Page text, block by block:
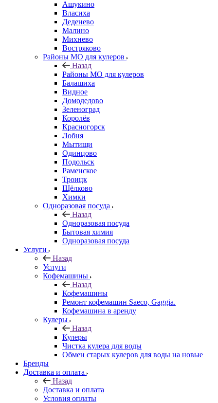
Ашукино
Власиха
Деденево
Малино
Михнево
Востряково
Районы МО для кулеров
Назад
Районы МО для кулеров
Балашиха
Видное
Домодедово
Зеленоград
Королёв
Красногорск
Лобня
Мытищи
Одинцово
Подольск
Раменское
Троицк
Щёлково
Химки
Одноразовая посуда
Назад
Одноразовая посуда
Бытовая химия
Одноразовая посуда
Услуги
Назад
Услуги
Кофемашины
Назад
Кофемашины
Ремонт кофемашин Saeco, Gaggia.
Кофемашина в аренду
Кулеры
Назад
Кулеры
Чистка кулера для воды
Обмен старых кулеров для воды на новые
Бренды
Доставка и оплата
Назад
Доставка и оплата
Условия оплаты